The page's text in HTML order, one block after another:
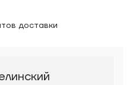
доставки